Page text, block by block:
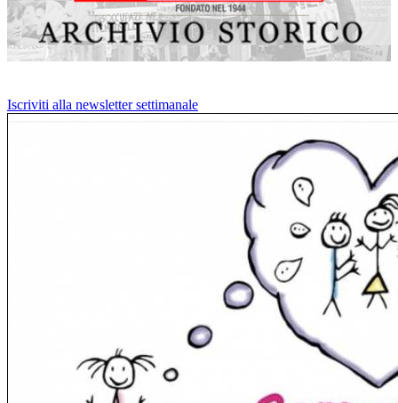
Iscriviti alla newsletter settimanale